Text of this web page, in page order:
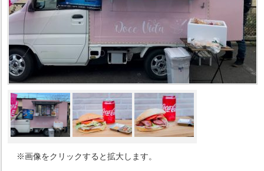
※画像をクリックすると拡大します。